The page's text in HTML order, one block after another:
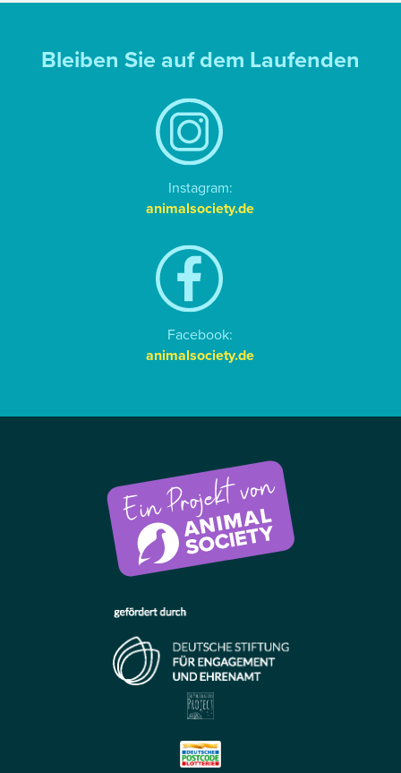
Bleiben Sie auf dem Laufenden
Instagram:
animalsociety.de
Facebook:
animalsociety.de